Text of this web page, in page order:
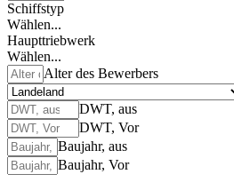
Schiffstyp
Wählen...
Haupttriebwerk
Wählen...
Alter des Bewerbers
DWT, aus
DWT, Vor
Baujahr, aus
Baujahr, Vor